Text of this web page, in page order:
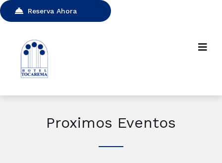
Reserva Ahora
Proximos Eventos